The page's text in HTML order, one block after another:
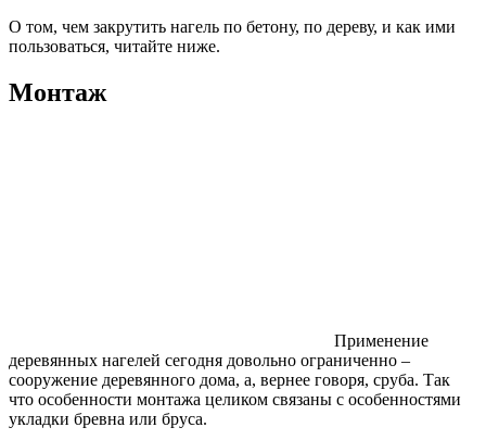
О том, чем закрутить нагель по бетону, по дереву, и как ими
пользоваться, читайте ниже.
Монтаж
Применение
деревянных нагелей сегодня довольно ограниченно –
сооружение деревянного дома, а, вернее говоря, сруба. Так
что особенности монтажа целиком связаны с особенностями
укладки бревна или бруса.